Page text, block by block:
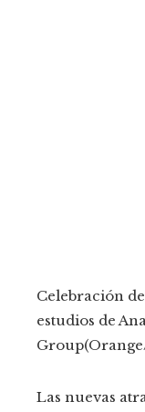
Celebración
estudios de
Las nuevas